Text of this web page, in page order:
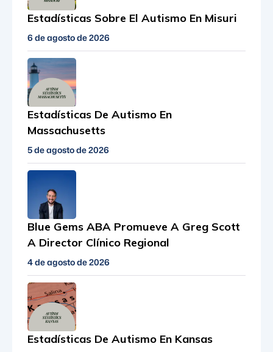
6 de agosto de 2026
Estadísticas Sobre El Autismo En Misuri
5 de agosto de 2026
Estadísticas De Autismo En
Massachusetts
4 de agosto de 2026
Blue Gems ABA Promueve A Greg Scott
A Director Clínico Regional
Estadísticas De Autismo En Kansas